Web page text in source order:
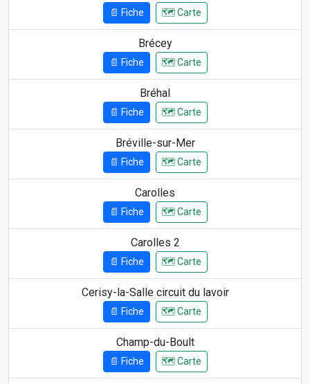
📄 Fiche 🗺️ Carte
Brécey
📄 Fiche 🗺️ Carte
Bréhal
📄 Fiche 🗺️ Carte
Bréville-sur-Mer
📄 Fiche 🗺️ Carte
Carolles
📄 Fiche 🗺️ Carte
Carolles 2
📄 Fiche 🗺️ Carte
Cerisy-la-Salle circuit du lavoir
📄 Fiche 🗺️ Carte
Champ-du-Boult
📄 Fiche 🗺️ Carte